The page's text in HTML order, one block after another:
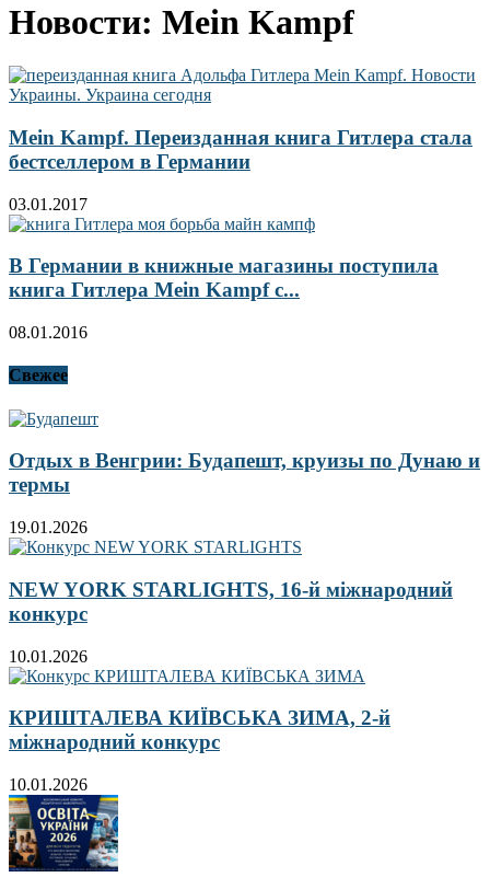
Новости: Mein Kampf
Mein Kampf. Переизданная книга Гитлера стала
бестселлером в Германии
03.01.2017
В Германии в книжные магазины поступила
книга Гитлера Mein Kampf с...
08.01.2016
Свежее
Отдых в Венгрии: Будапешт, круизы по Дунаю и
термы
19.01.2026
NEW YORK STARLIGHTS, 16-й міжнародний
конкурс
10.01.2026
КРИШТАЛЕВА КИЇВСЬКА ЗИМА, 2-й
міжнародний конкурс
10.01.2026